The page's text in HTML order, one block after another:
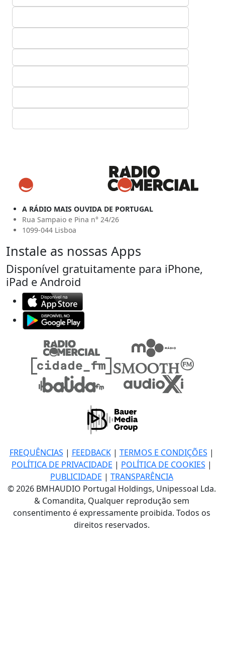
A RÁDIO MAIS OUVIDA DE PORTUGAL
Rua Sampaio e Pina n° 24/26
1099-044 Lisboa
Instale as nossas Apps
Disponível gratuitamente para iPhone,
iPad e Android
FREQUÊNCIAS | FEEDBACK| TERMOS E CONDIÇÕES |
POLÍTICA DE PRIVACIDADE | POLÍTICA DE COOKIES |
PUBLICIDADE | TRANSPARÊNCIA
© 2026 BMHAUDIO Portugal Holdings, Unipessoal Lda.
& Comandita, Qualquer reprodução sem
consentimento é expressamente proibida. Todos os
direitos reservados.